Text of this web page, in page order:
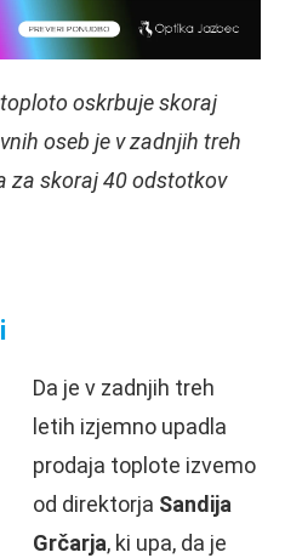
oskrbuje skoraj
oseb je v zadnjih treh
za skoraj 40 odstotkov
Da je v zadnjih treh
letih izjemno upadla
prodaja toplote izvemo
od direktorja Sandija
Grčarja, ki upa, da je